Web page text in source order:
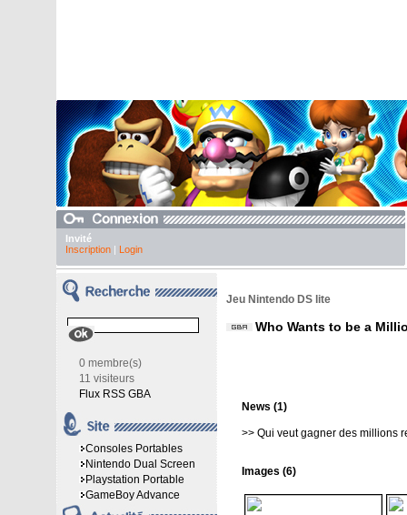
Invité
Inscription| Login
0 membre(s)
11 visiteurs
Flux RSS GBA
Consoles Portables
Nintendo Dual Screen
Playstation Portable
GameBoy Advance
Jeu Nintendo DS lite
Who Wants to be a
News (1)
>> Qui veut gagner des millions
Images (6)